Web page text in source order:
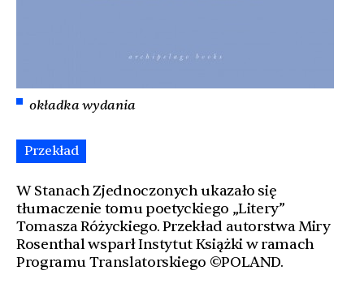
okładka wydania
Przekład
W Stanach Zjednoczonych ukazało się
tłumaczenie tomu poetyckiego „Litery”
Tomasza Różyckiego. Przekład autorstwa Miry
Rosenthal wsparł Instytut Książki w ramach
Programu Translatorskiego ©POLAND.